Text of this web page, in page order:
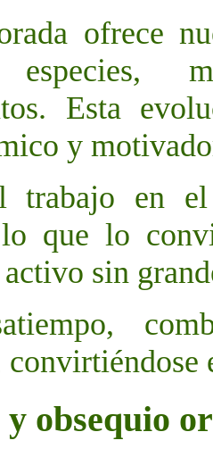
ofrece
especies,
Esta
y
trabajo en
lo que lo
sin
obsequio